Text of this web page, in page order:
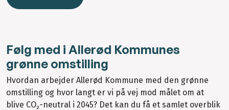
Følg med i Allerød Kommunes
grønne omstilling
Hvordan arbejder Allerød Kommune med den grønne
omstilling og hvor langt er vi på vej mod målet om at
blive CO₂-neutral i 2045? Det kan du få et samlet overblik